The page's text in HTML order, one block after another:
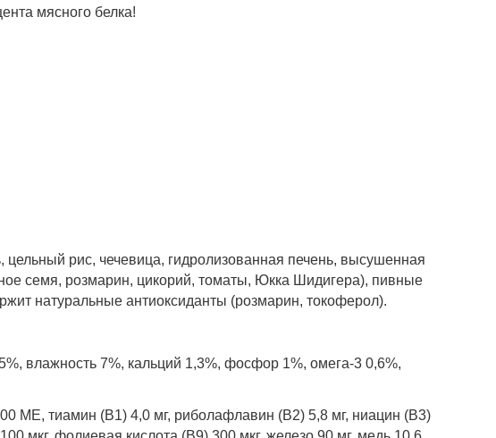
мясного белка!
рис, чечевица, гидролизованная печень, высушенная
семя, розмарин, цикорий, томаты, Юкка Шидигера), пивные
натуральные антиоксиданты (розмарин, токоферол).
влажность 7%, кальций 1,3%, фосфор 1%, омега-3 0,6%,
МЕ, тиамин (В1) 4,0 мг, риболафлавин (В2) 5,8 мг, ниацин (В3)